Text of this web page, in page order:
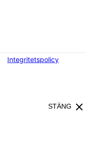
Integritetspolicy
close
STÄNG